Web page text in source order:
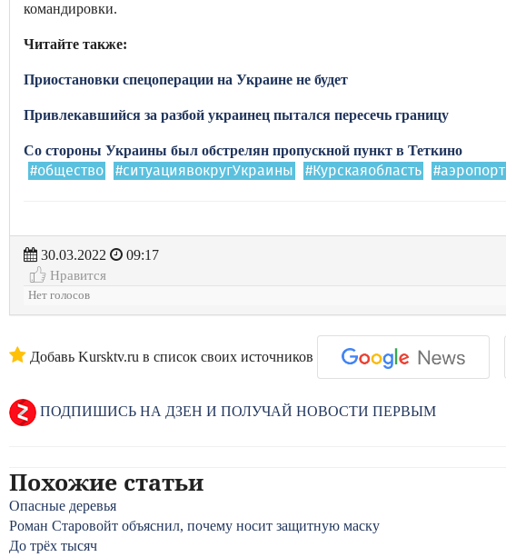
командировки.
Читайте также:
Приостановки спецоперации на Украине не будет
Привлекавшийся за разбой украинец пытался пересечь границу
Со стороны Украины был обстрелян пропускной пункт в Теткино
#общество #ситуациявокругУкраины #Курскаяобласть #аэропорт
30.03.2022
09:17
Нравится
Нет голосов
Добавь Kursktv.ru в список своих источников
ПОДПИШИСЬ НА ДЗЕН И ПОЛУЧАЙ НОВОСТИ ПЕРВЫМ
Похожие статьи
Опасные деревья
Роман Старовойт объяснил, почему носит защитную маску
До трёх тысяч